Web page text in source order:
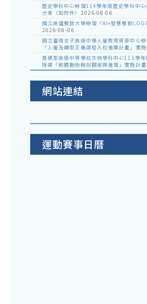
歷史學科中心辦理114學年度歷史學科中
分享（如附件） 2026-08-06
國立高雄餐旅大學辦理「AI+智慧餐飲
2026-08-06
國立臺南女子高級中學人權教育資源中心
「人權及轉型正義課程入校推廣計畫」實
普通型高級中等學校生物學科中心115學
授課「軟體動物解剖觀察與推理」實施計
網站連結
運動賽事日曆